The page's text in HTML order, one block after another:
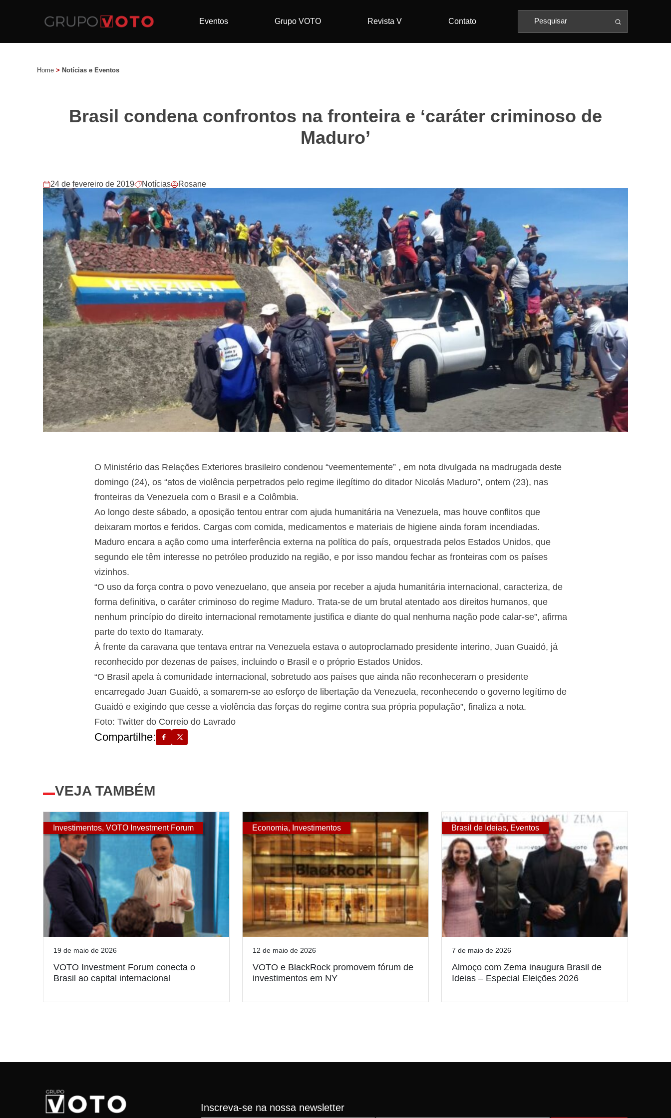
Eventos Grupo VOTO Revista V Contato
Home > Notícias e Eventos
Brasil condena confrontos na fronteira e ‘caráter criminoso de
Maduro’
24 de fevereiro de 2019 Notícias Rosane
O Ministério das Relações Exteriores brasileiro condenou “veementemente” , em nota divulgada na madrugada deste
domingo (24), os “atos de violência perpetrados pelo regime ilegítimo do ditador Nicolás Maduro”, ontem (23), nas
fronteiras da Venezuela com o Brasil e a Colômbia.
Ao longo deste sábado, a oposição tentou entrar com ajuda humanitária na Venezuela, mas houve conflitos que
deixaram mortos e feridos. Cargas com comida, medicamentos e materiais de higiene ainda foram incendiadas.
Maduro encara a ação como uma interferência externa na política do país, orquestrada pelos Estados Unidos, que
segundo ele têm interesse no petróleo produzido na região, e por isso mandou fechar as fronteiras com os países
vizinhos.
“O uso da força contra o povo venezuelano, que anseia por receber a ajuda humanitária internacional, caracteriza, de
forma definitiva, o caráter criminoso do regime Maduro. Trata-se de um brutal atentado aos direitos humanos, que
nenhum princípio do direito internacional remotamente justifica e diante do qual nenhuma nação pode calar-se”, afirma
parte do texto do Itamaraty.
À frente da caravana que tentava entrar na Venezuela estava o autoproclamado presidente interino, Juan Guaidó, já
reconhecido por dezenas de países, incluindo o Brasil e o próprio Estados Unidos.
“O Brasil apela à comunidade internacional, sobretudo aos países que ainda não reconheceram o presidente
encarregado Juan Guaidó, a somarem-se ao esforço de libertação da Venezuela, reconhecendo o governo legítimo de
Guaidó e exigindo que cesse a violência das forças do regime contra sua própria população”, finaliza a nota.
Foto: Twitter do Correio do Lavrado
Compartilhe:
VEJA TAMBÉM
Investimentos, VOTO Investment Forum
19 de maio de 2026
VOTO Investment Forum conecta o
Brasil ao capital internacional
Economia, Investimentos
12 de maio de 2026
VOTO e BlackRock promovem fórum de
investimentos em NY
Brasil de Ideias, Eventos
7 de maio de 2026
Almoço com Zema inaugura Brasil de
Ideias – Especial Eleições 2026
Inscreva-se na nossa newsletter